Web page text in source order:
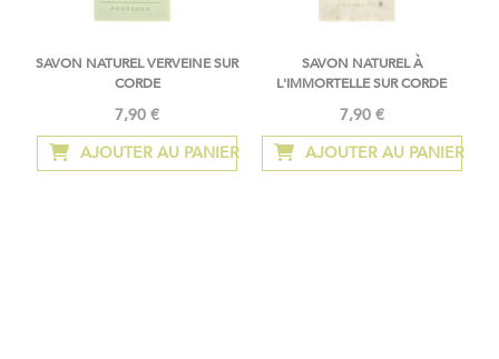
SAVON NATUREL VERVEINE SUR
CORDE
7,90 €
AJOUTER AU PANIER
SAVON NATUREL À
L'IMMORTELLE SUR CORDE
7,90 €
AJOUTER AU PANIER